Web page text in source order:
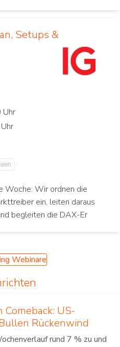
Setups &
Woche: Wir ordnen die
ein, leiten daraus
begleiten die DAX-Er
Webinare
US-
Rückenwind
rund 7 % zu und